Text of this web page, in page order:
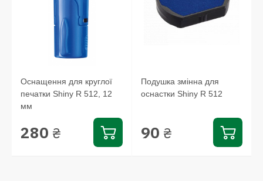
Оснащення для круглої
печатки Shiny R 512, 12
мм
280 ₴
Подушка змінна для
оснастки Shiny R 512
90 ₴